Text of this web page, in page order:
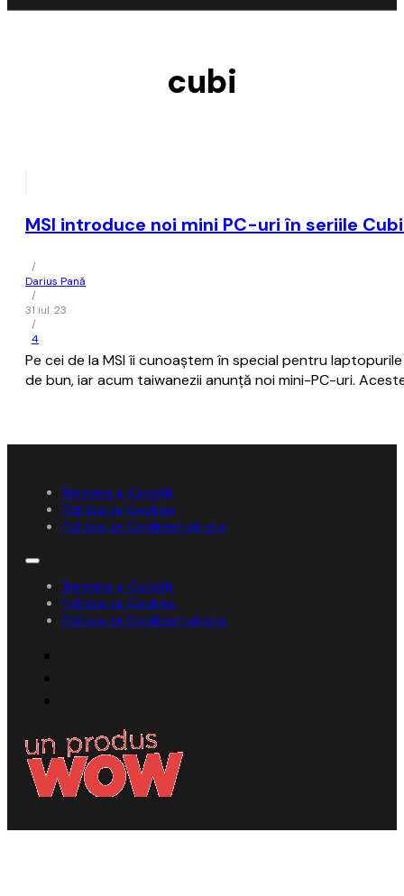
cubi
MSI introduce noi mini PC-uri în seriile Cubi
/
Darius Pană
/
31 iul. 23
/
4
Pe cei de la MSI îi cunoaștem în special pentru
de bun, iar acum taiwanezii anunță noi mini-PC-uri.
Termene și Condiții
Politica de Cookies
Politica de Confidențialitate
Termene și Condiții
Politica de Cookies
Politica de Confidențialitate